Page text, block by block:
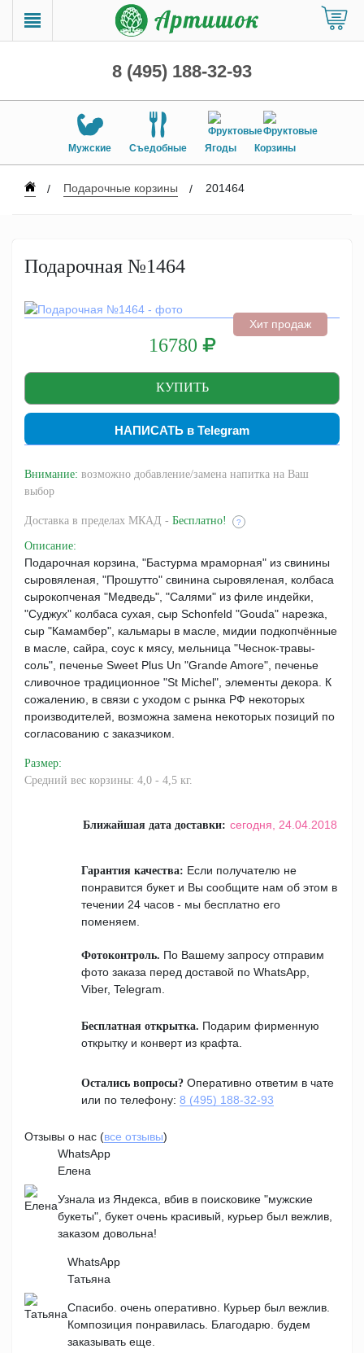
8 (495) 188-32-93
Мужские Съедобные Ягоды Корзины
Подарочные корзины 201464
Хит продаж
Подарочная №1464
16780
НАПИСАТЬ в Telegram
Внимание: возможно добавление/замена напитка на Ваш
выбор
Доставка в пределах МКАД - Бесплатно! ?
Описание:
Подарочная корзина, "Бастурма мраморная" из свинины
сыровяленая, "Прошутто" свинина сыровяленая, колбаса
сырокопченая "Медведь", "Салями" из филе индейки,
"Суджух" колбаса сухая, сыр Schonfeld "Gouda" нарезка,
сыр "Камамбер", кальмары в масле, мидии подкопчённые
в масле, сайра, соус к мясу, мельница "Чеснок-травы-
соль", печенье Sweet Plus Un "Grande Amore", печенье
сливочное традиционное "St Michel", элементы декора. К
сожалению, в связи с уходом с рынка РФ некоторых
производителей, возможна замена некоторых позиций по
согласованию с заказчиком.
Размер:
Средний вес корзины: 4,0 - 4,5 кг.
Ближайшая дата доставки: сегодня, 24.04.2018
Гарантия качества: Если получателю не
понравится букет и Вы сообщите нам об этом в
течении 24 часов - мы бесплатно его
поменяем.
Фотоконтроль. По Вашему запросу отправим
фото заказа перед доставой по WhatsApp,
Viber, Telegram.
Бесплатная открытка. Подарим фирменную
открытку и конверт из крафта.
Остались вопросы? Оперативно ответим в чате
или по телефону: 8 (495) 188-32-93
Отзывы о нас (все отзывы)
WhatsApp
Елена
Узнала из Яндекса, вбив в поисковике "мужские
букеты", букет очень красивый, курьер был вежлив,
заказом довольна!
WhatsApp
Татьяна
Спасибо. очень оперативно. Курьер был вежлив.
Композиция понравилась. Благодарю. будем
заказывать еще.